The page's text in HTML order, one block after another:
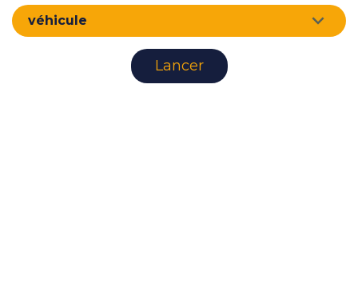
véhicule
Lancer